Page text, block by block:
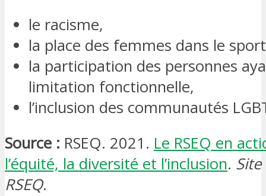
le racisme,
la place des femmes dans le
la participation des personnes
limitation fonctionnelle,
l’inclusion des communautés
Source : RSEQ. 2021. Le RSEQ en
l’équité, la diversité et l’inclusion.
RSEQ.